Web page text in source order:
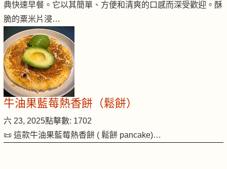
典快速早餐。它以其簡單、方便和清爽的口感而深受歡迎。酥
脆的粟米片浸…
牛油果藍莓熱香餅（鬆餅）
六 23, 2025點擊數: 1702
📜 這款牛油果藍莓熱香餅 ( 鬆餅 pancake)…